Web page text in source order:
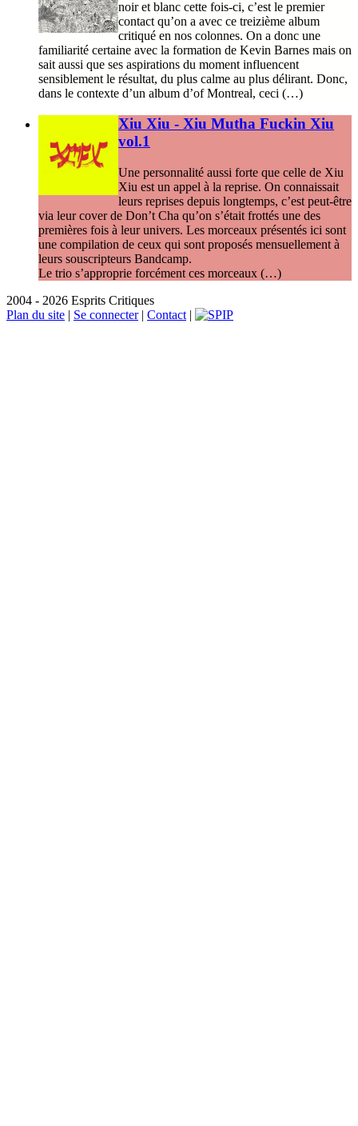
noir et blanc cette fois-ci, c’est le premier
contact qu’on a avec ce treizième album
critiqué en nos colonnes. On a donc une
familiarité certaine avec la formation de Kevin Barnes mais on
sait aussi que ses aspirations du moment influencent
sensiblement le résultat, du plus calme au plus délirant. Donc,
dans le contexte d’un album d’of Montreal, ceci (…)
Xiu Xiu - Xiu Mutha Fuckin Xiu
vol.1
Une personnalité aussi forte que celle de Xiu
Xiu est un appel à la reprise. On connaissait
leurs reprises depuis longtemps, c’est peut-être
via leur cover de Don’t Cha qu’on s’était frottés une des
premières fois à leur univers. Les morceaux présentés ici sont
une compilation de ceux qui sont proposés mensuellement à
leurs souscripteurs Bandcamp.
Le trio s’approprie forcément ces morceaux (…)
2004 - 2026 Esprits Critiques
Plan du site | Se connecter| Contact |